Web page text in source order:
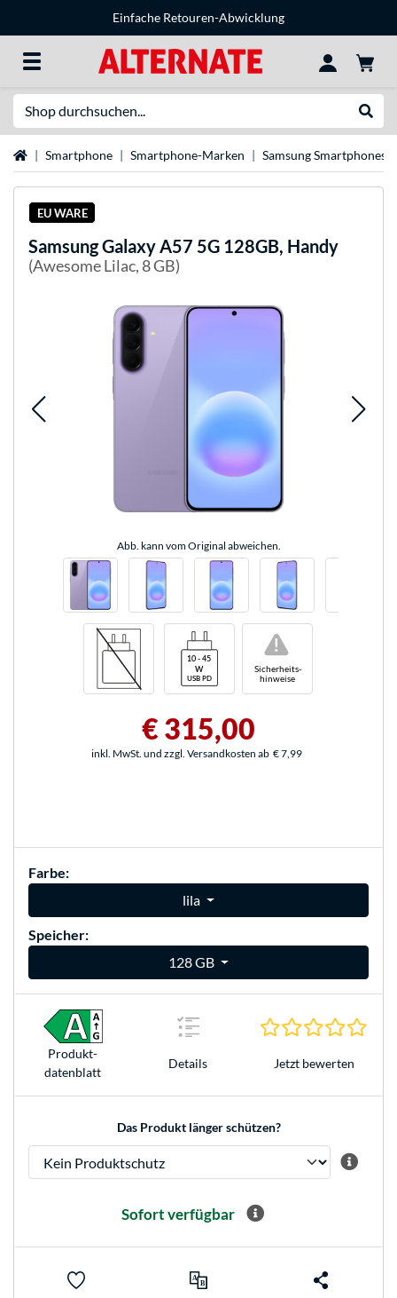
Einfache Retouren-Abwicklung
StartseiteSmartphone Smartphone-Marken Samsung Smartphones
EU WARE
SamsungGalaxy A57 5G 128GB, Handy
(Awesome Lilac, 8 GB)
Abb. kann vom Original abweichen.
Sicherheits-
hinweise
!
€ 315,00
inkl. MwSt. und zzgl. Versandkosten ab € 7,99
Farbe:
lila
Speicher:
128 GB
Produkt­
datenblatt
Details Jetzt bewerten
Das Produkt länger schützen?
Sofort verfügbar